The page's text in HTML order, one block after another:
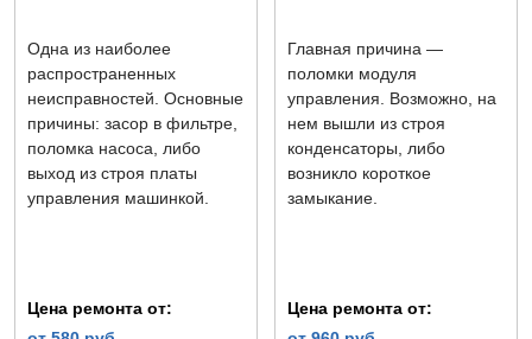
Одна из наиболее
распространенных
неисправностей. Основные
причины: засор в фильтре,
поломка насоса, либо
выход из строя платы
управления машинкой.
Цена ремонта от:
Главная причина —
поломки модуля
управления. Возможно, на
нем вышли из строя
конденсаторы, либо
возникло короткое
замыкание.
Цена ремонта от: